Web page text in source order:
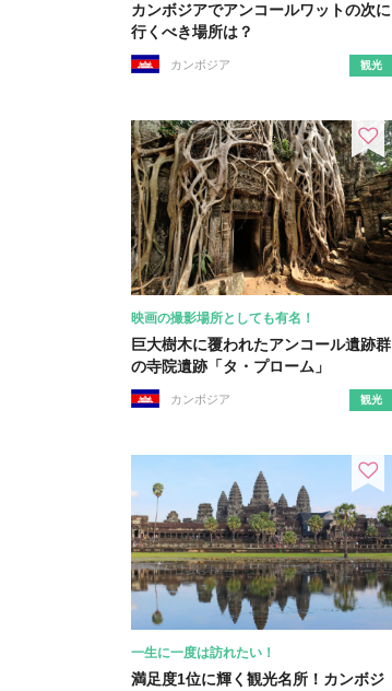
カンボジアでアンコールワットの次に
行くべき場所は？
カンボジア 観光
映画の撮影場所としても有名！
巨大樹木に覆われたアンコール遺跡群
の寺院遺跡「タ・プローム」
カンボジア 観光
一生に一度は訪れたい！
満足度1位に輝く観光名所！カンボジ